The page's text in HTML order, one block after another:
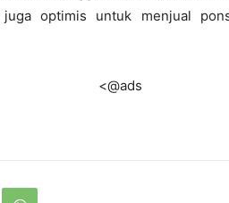
optimis untuk menjual
<@ads